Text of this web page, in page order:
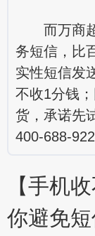
而万商超
务短信，比
实性短信发
不收1分钱
货，承诺先
400-688-
【手机
你避免